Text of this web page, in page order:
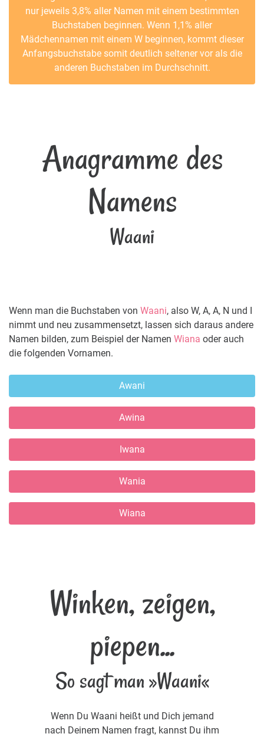
nur jeweils 3,8% aller Namen mit einem bestimmten
Buchstaben beginnen. Wenn 1,1% aller
Mädchennamen mit einem W beginnen, kommt dieser
Anfangsbuchstabe somit deutlich seltener vor als die
anderen Buchstaben im Durchschnitt.
Anagramme des
Namens
Waani
Wenn man die Buchstaben von Waani, also W, A, A, N und I
nimmt und neu zusammensetzt, lassen sich daraus andere
Namen bilden, zum Beispiel der Namen Wiana oder auch
die folgenden Vornamen.
Awani
Awina
Iwana
Wania
Wiana
Winken, zeigen,
piepen...
So sagt man »Waani«
Wenn Du Waani heißt und Dich jemand
nach Deinem Namen fragt, kannst Du ihm